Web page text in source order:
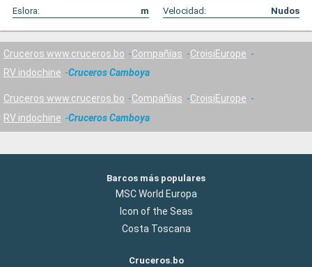
Eslora:
m Velocidad: Nudos
Cruceros www.cruceros.bo Compañías
CroisiEurope
RV indochine
Cruceros Camboya
Cruceros www.cruceros.bo Compañías
CroisiEurope
RV indochine
Cruceros Camboya
Barcos más populares
MSC World Europa
Icon of the Seas
Costa Toscana
Cruceros.bo